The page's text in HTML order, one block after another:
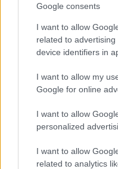
Google consents
I want to allow
related to
device identifiers in
I want to allow my
Google for online
I want to allow
personalized
I want to allow
related to analytics
traspasado desde el
internacional español
rojiblanco hasta 2032.
El centrocampista de 20
el Elche en 2022 y, en
68 partidos con el
encuentros los ha jugado
sumó 55 puntos Comunio.